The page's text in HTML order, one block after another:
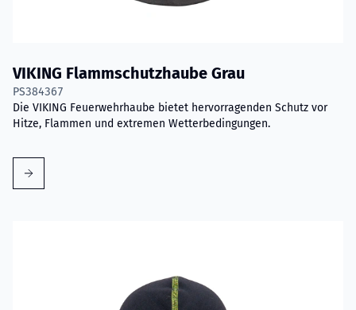
VIKING Flammschutzhaube Grau
PS384367
Die VIKING Feuerwehrhaube bietet hervorragenden Schutz vor
Hitze, Flammen und extremen Wetterbedingungen.